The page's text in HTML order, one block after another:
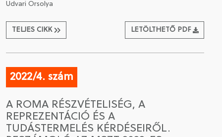
Udvari Orsolya
TELJES CIKK LETÖLTHETŐ PDF
2022/4. szám
A ROMA RÉSZVÉTELISÉG, A
REPREZENTÁCIÓ ÉS A
TUDÁSTERMELÉS KÉRDÉSEIRŐL.